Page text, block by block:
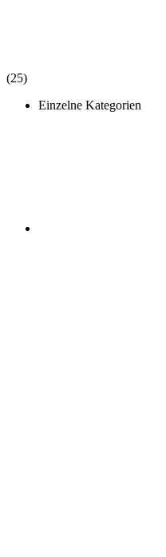
(25)
Einzelne Kategorien